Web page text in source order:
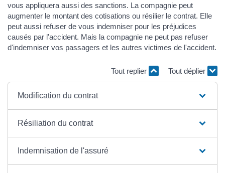
vous appliquera aussi des sanctions. La compagnie peut
augmenter le montant des cotisations ou résilier le contrat. Elle
peut aussi refuser de vous indemniser pour les préjudices
causés par l'accident. Mais la compagnie ne peut pas refuser
d'indemniser vos passagers et les autres victimes de l'accident.
Tout replier Tout déplier
Modification du contrat
Résiliation du contrat
Indemnisation de l'assuré